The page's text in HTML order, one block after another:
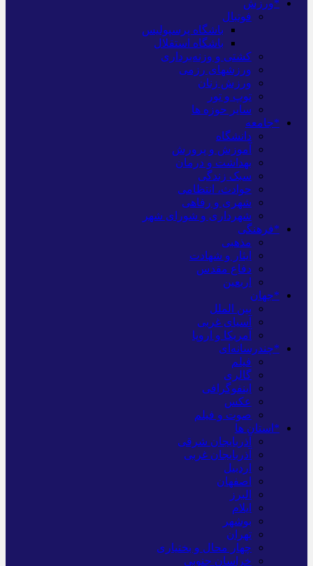
*ورزش
فوتبال
باشگاه پرسپولیس
باشگاه استقلال
کشتی و وزنه‌برداری
ورزشهای رزمی
ورزش زنان
توپ و تور
سایر حوزه ها
*جامعه
دانشگاه
آموزش و پرورش
بهداشت و درمان
سبک زندگی
حوادث، انتظامی
شهری و رفاهی
شهرداری و شورای شهر
*فرهنگی
مذهبی
ایثار و شهادت
دفاع مقدس
اربعین
*جهان
بین الملل
آسیای غربی
آمریکا و اروپا
*چندرسانه‌ای
فیلم
گالری
اینفوگرافی
عکس
صوت و فیلم
*استان ها
آذربایجان شرقی
آذربایجان غربی
اردبیل
اصفهان
البرز
ایلام
بوشهر
تهران
چهار محال و بختیاری
خراسان جنوبی